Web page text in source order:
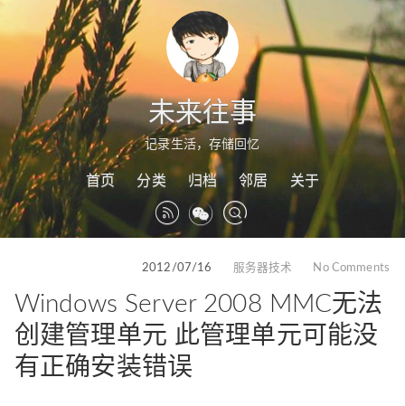
未来往事
记录生活，存储回忆
首页 分类 归档 邻居 关于
2012/07/16 服务器技术 No Comments
Windows Server 2008 MMC无法
创建管理单元 此管理单元可能没
有正确安装错误